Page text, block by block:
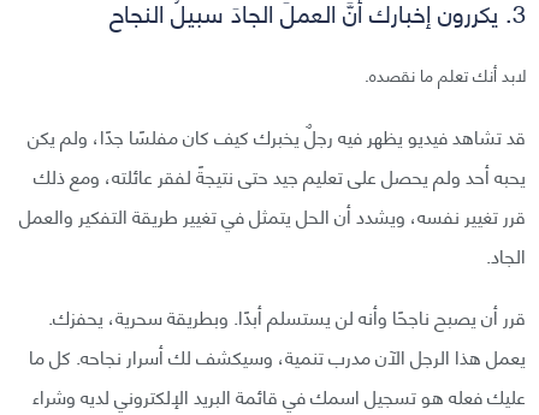
3. يكررون إخبارك أنَّ العملَ الجادَ سبيلُ النجاح
لابد أنك تعلم ما نقصده.
قد تشاهد فيديو يظهر فيه رجلٌ يخبرك كيف كان مفلسًا جدًا، ولم يكن
يحبه أحد ولم يحصل على تعليم جيد حتى نتيجةً لفقر عائلته، ومع ذلك
قرر تغيير نفسه، ويشدد أن الحل يتمثل في تغيير طريقة التفكير والعمل
الجاد.
قرر أن يصبح ناجحًا وأنه لن يستسلم أبدًا. وبطريقة سحرية، يحفزك.
يعمل هذا الرجل الآن مدرب تنمية، وسيكشف لك أسرار نجاحه. كل ما
عليك فعله هو تسجيل اسمك في قائمة البريد الإلكتروني لديه وشراء